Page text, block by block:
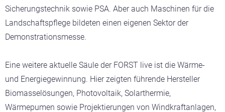
Sicherungstechnik sowie PSA. Aber auch Maschinen für die
Landschaftspflege bildeten einen eigenen Sektor der
Demonstrationsmesse.
Eine weitere aktuelle Säule der FORST live ist die Wärme-
und Energiegewinnung. Hier zeigten führende Hersteller
Biomasselösungen, Photovoltaik, Solarthermie,
Wärmepumen sowie Projektierungen von Windkraftanlagen,